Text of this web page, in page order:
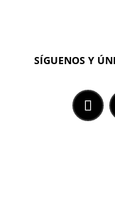
SÍGUENOS Y